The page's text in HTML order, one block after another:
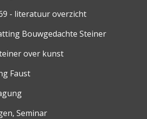
literatuur overzicht
Bouwgedachte Steiner
over kunst
Faust
Seminar